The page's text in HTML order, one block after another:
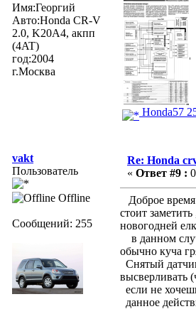
Имя:Георгий
Авто:Honda CR-V
2.0, K20A4, акпп
(4AT)
год:2004
г.Москва
Honda57
vakt
Пользователь
Offline
Сообщений: 255
Re: Honda
« Ответ #9 :
Доброе время
стоит
новогодней
в данном
обычно куча
Снятый
высверливать
если не
данное